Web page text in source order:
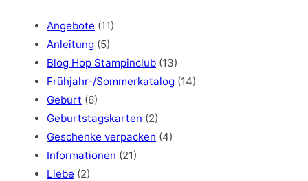
Angebote (11)
Anleitung (5)
Blog Hop Stampinclub (13)
Frühjahr-/Sommerkatalog (14)
Geburt (6)
Geburtstagskarten (2)
Geschenke verpacken (4)
Informationen (21)
Liebe (2)